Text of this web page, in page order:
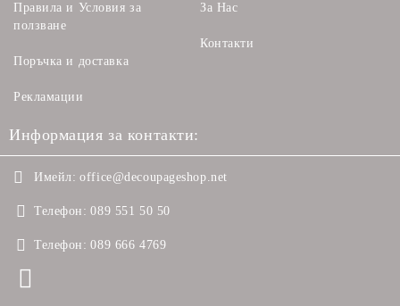
Правила и Условия за
ползване
Поръчка и доставка
Рекламации
За Нас
Контакти
Информация за контакти:
Имейл: office@decoupageshop.net
Телефон: 089 551 50 50
Телефон: 089 666 4769